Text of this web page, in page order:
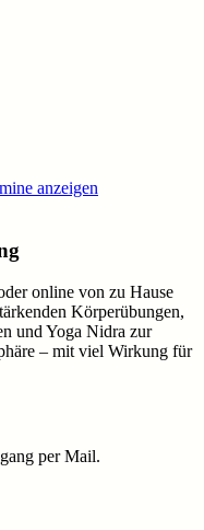
anzeigen
online von zu Hause
Körperübungen,
und Yoga Nidra zur
– mit viel Wirkung für
per Mail.